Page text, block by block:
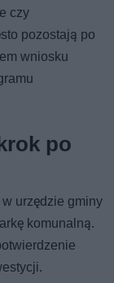
czy
pozostają po
wniosku
po
urzędzie gminy
komunalną.